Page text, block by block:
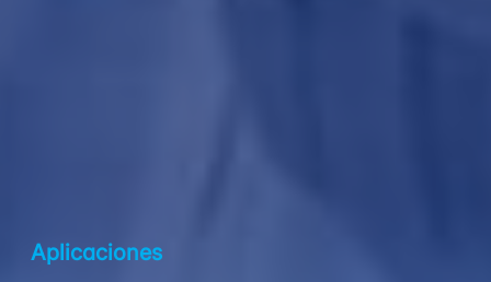
Aplicaciones